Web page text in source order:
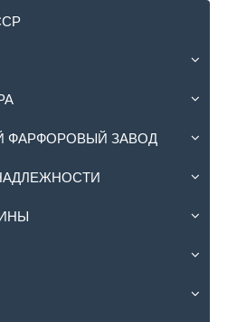
ФАРФОРОВЫЙ ЗАВОД